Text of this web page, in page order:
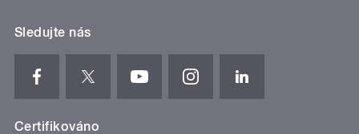
Sledujte nás
Certifikováno